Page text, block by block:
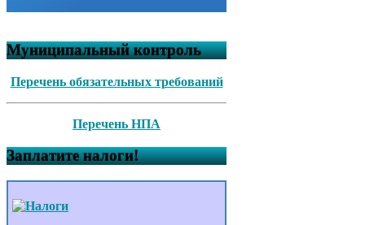
Муниципальный контроль
Перечень обязательных требований
Перечень НПА
Заплатите налоги!